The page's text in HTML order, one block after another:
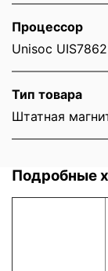
Процессор
Unisoc UIS7862
Тип товара
Штатная
Подробные